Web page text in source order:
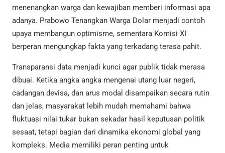
menenangkan warga dan kewajiban memberi informasi apa
adanya. Prabowo Tenangkan Warga Dolar menjadi contoh
upaya membangun optimisme, sementara Komisi XI
berperan mengungkap fakta yang terkadang terasa pahit.
Transparansi data menjadi kunci agar publik tidak merasa
dibuai. Ketika angka angka mengenai utang luar negeri,
cadangan devisa, dan arus modal disampaikan secara rutin
dan jelas, masyarakat lebih mudah memahami bahwa
fluktuasi nilai tukar bukan sekadar hasil keputusan politik
sesaat, tetapi bagian dari dinamika ekonomi global yang
kompleks. Media memiliki peran penting untuk